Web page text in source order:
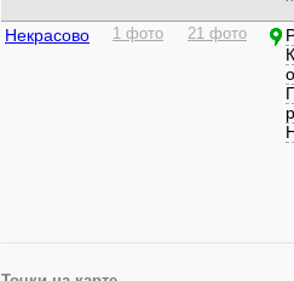
Некрасово 1 фото 21 фото